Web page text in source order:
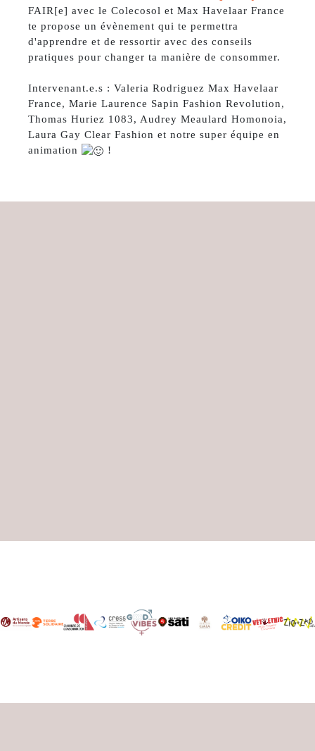
FAIR[e] avec le Colecosol et Max Havelaar France
te propose un évènement qui te permettra
d'apprendre et de ressortir avec des conseils
pratiques pour changer ta manière de consommer.
Intervenant.e.s : Valeria Rodriguez Max Havelaar
France, Marie Laurence Sapin Fashion Revolution,
Thomas Huriez 1083, Audrey Meaulard Homonoia,
Laura Gay Clear Fashion et notre super équipe en
animation
!